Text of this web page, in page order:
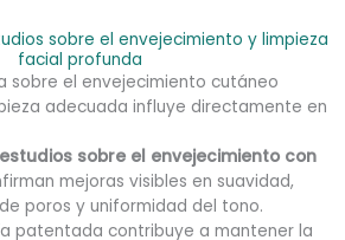
sobre el envejecimiento y limpieza
facial profunda
sobre el envejecimiento cutáneo
adecuada influye directamente en
estudios sobre el envejecimiento con
mejoras visibles en suavidad,
poros y uniformidad del tono.
patentada contribuye a mantener la